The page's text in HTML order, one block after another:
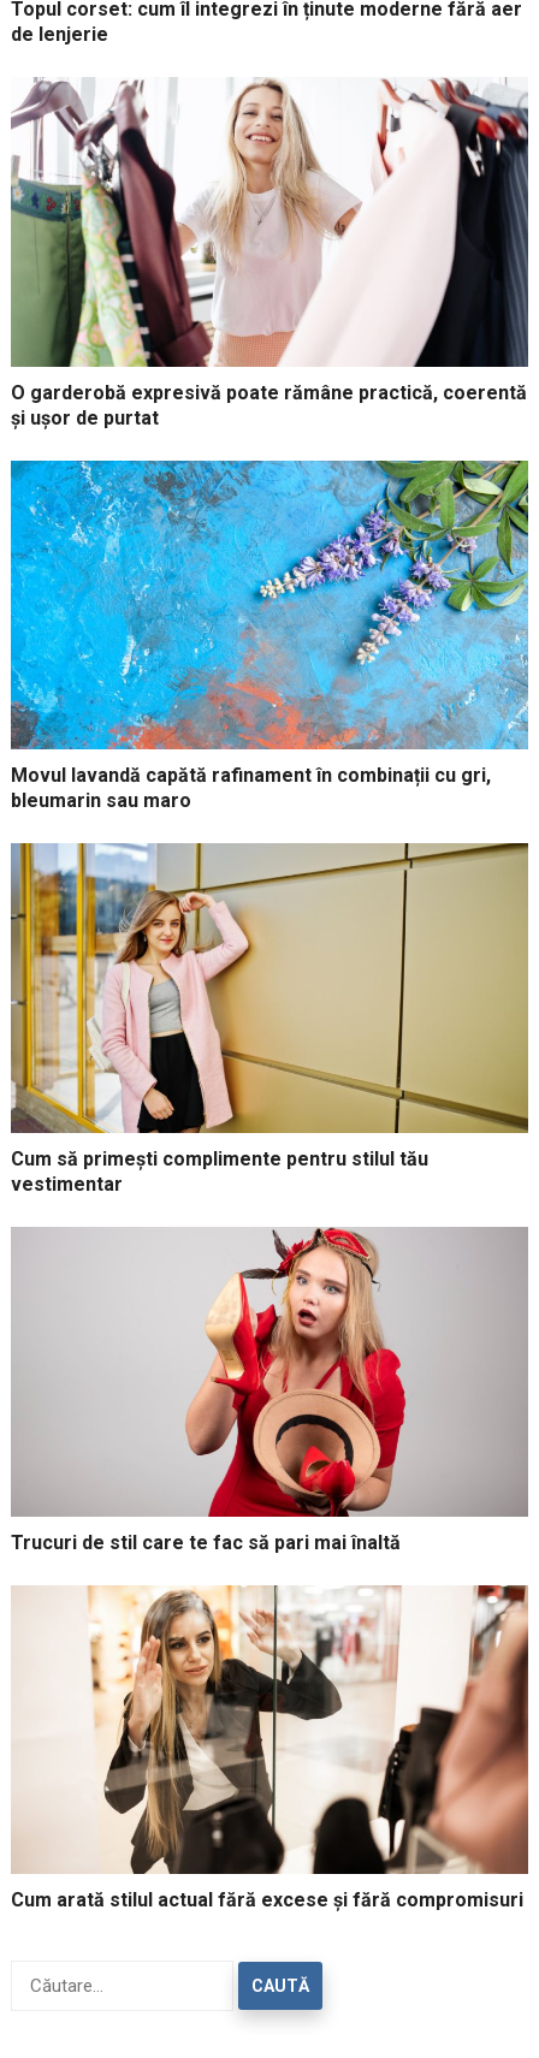
Topul corset: cum îl integrezi în ținute moderne fără aer
de lenjerie
O garderobă expresivă poate rămâne practică, coerentă
și ușor de purtat
Movul lavandă capătă rafinament în combinații cu gri,
bleumarin sau maro
Cum să primești complimente pentru stilul tău
vestimentar
Trucuri de stil care te fac să pari mai înaltă
Cum arată stilul actual fără excese și fără compromisuri
după: